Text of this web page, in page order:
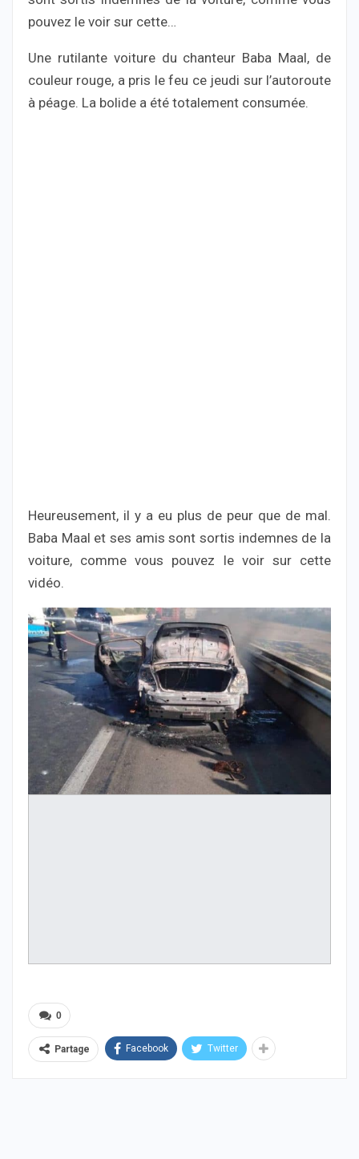
pouvez le voir sur cette…
Une rutilante voiture du chanteur Baba Maal, de
couleur rouge, a pris le feu ce jeudi sur l’autoroute
à péage. La bolide a été totalement consumée.
Heureusement, il y a eu plus de peur que de mal.
Baba Maal et ses amis sont sortis indemnes de la
voiture, comme vous pouvez le voir sur cette
vidéo.
0
Partage Facebook Twitter